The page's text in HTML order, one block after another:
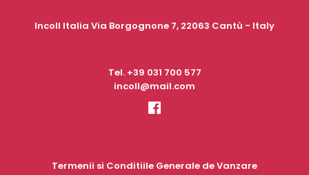
Incoll Italia Via Borgognone 7, 22063 Cantù - Italy
Tel. +39 031 700 577
incoll@mail.com
Termenii si Conditiile Generale de Vanzare